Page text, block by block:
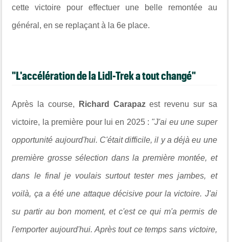
cette victoire pour effectuer une belle remontée au
général, en se replaçant à la 6e place.
"L'accélération de la Lidl-Trek a tout changé"
Après la course, Richard Carapazest revenu sur sa
victoire, la première pour lui en 2025 : "J'ai eu une super
opportunité aujourd'hui. C'était difficile, il y a déjà eu une
première grosse sélection dans la première montée, et
dans le final je voulais surtout tester mes jambes, et
voilà, ça a été une attaque décisive pour la victoire. J'ai
su partir au bon moment, et c'est ce qui m'a permis de
l'emporter aujourd'hui. Après tout ce temps sans victoire,